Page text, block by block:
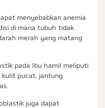
menyebabkan anemia
di mana tubuh tidak
merah yang matang
pada Ibu hamil meliputi
pucat, jantung
juga dapat